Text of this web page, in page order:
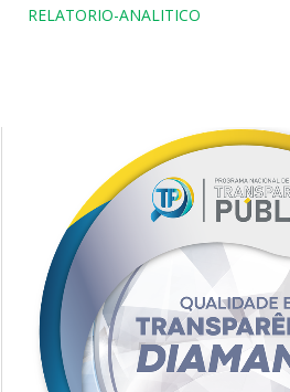
RELATORIO-ANALITICO